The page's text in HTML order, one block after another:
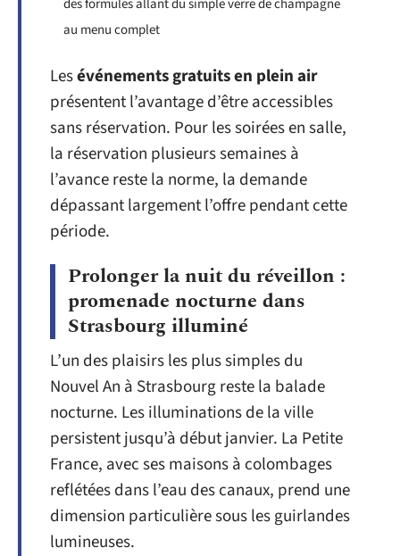
des formules allant du simple verre de champagne
au menu complet
Lesévénements gratuits en plein air
présentent l’avantage d’être accessibles
sans réservation. Pour les soirées en salle,
la réservation plusieurs semaines à
l’avance reste la norme, la demande
dépassant largement l’offre pendant cette
période.
Prolonger la nuit du réveillon :
promenade nocturne dans
Strasbourg illuminé
L’un des plaisirs les plus simples du
Nouvel An à Strasbourg reste la balade
nocturne. Les illuminations de la ville
persistent jusqu’à début janvier. La Petite
France, avec ses maisons à colombages
reflétées dans l’eau des canaux, prend une
dimension particulière sous les guirlandes
lumineuses.